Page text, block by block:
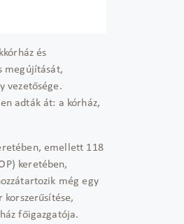
és
megújítását,
vezetősége.
adták át: a kórház,
emellett 118
keretében,
még egy
főigazgatója.